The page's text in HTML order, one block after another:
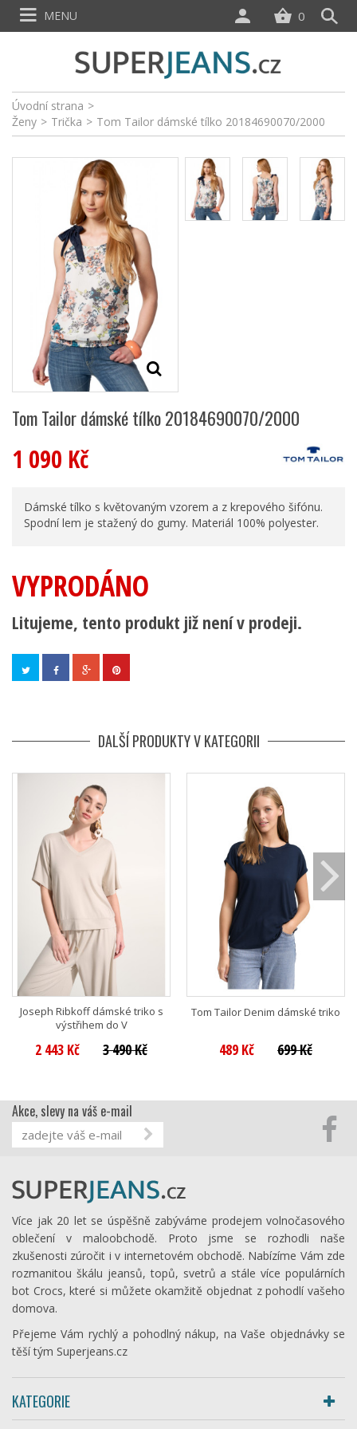
Úvodní strana >
Ženy > Trička > Tom Tailor dámské tílko 20184690070/2000
Tom Tailor dámské tílko 20184690070/2000
1 090 Kč
Dámské tílko s květovaným vzorem a z krepového šifónu.
Spodní lem je stažený do gumy. Materiál 100% polyester.
VYPRODÁNO
Litujeme, tento produkt již není v prodeji.
DALŠÍ PRODUKTY V KATEGORII
Joseph Ribkoff dámské triko s
výstřihem do V
2 443 Kč 3 490 Kč
Tom Tailor Denim dámské triko
489 Kč 699 Kč
0
MENU
Akce, slevy na váš e-mail
Více jak 20 let se úspěšně zabýváme prodejem volnočasového
oblečení v maloobchodě. Proto jsme se rozhodli naše
zkušenosti zúročit i v internetovém obchodě. Nabízíme Vám zde
rozmanitou škálu jeansů, topů, svetrů a stále více populárních
bot Crocs, které si můžete okamžitě objednat z pohodlí vašeho
domova.
Přejeme Vám rychlý a pohodlný nákup, na Vaše objednávky se
těší tým Superjeans.cz
KATEGORIE